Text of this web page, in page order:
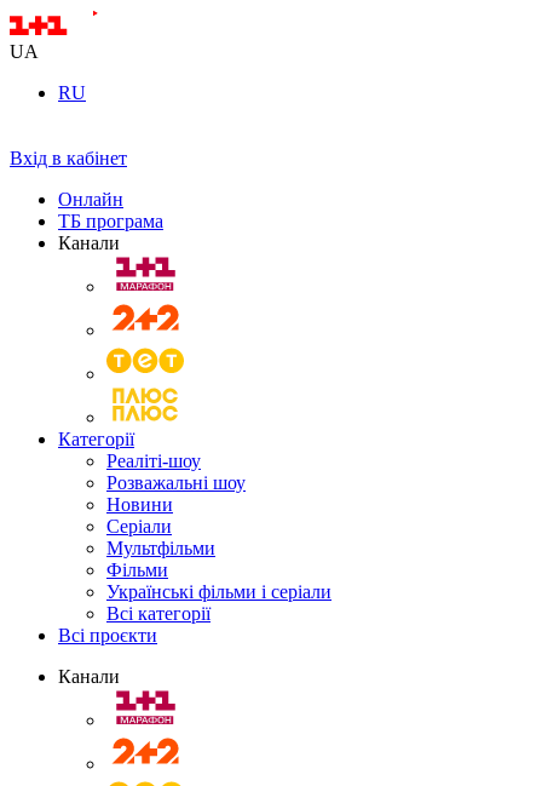
UA
RU
Вхід в кабінет
Онлайн
ТБ програма
Канали
Категорії
Реаліті-шоу
Розважальні шоу
Новини
Серіали
Мультфільми
Фільми
Українські фільми і серіали
Всі категорії
Всі проєкти
Канали